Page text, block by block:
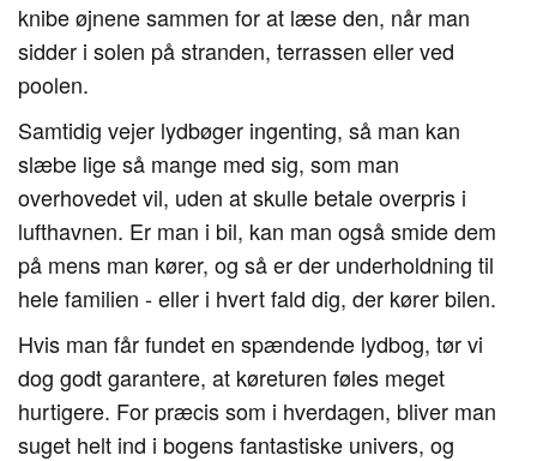
knibe øjnene sammen for at læse den, når man
sidder i solen på stranden, terrassen eller ved
poolen.
Samtidig vejer lydbøger ingenting, så man kan
slæbe lige så mange med sig, som man
overhovedet vil, uden at skulle betale overpris i
lufthavnen. Er man i bil, kan man også smide dem
på mens man kører, og så er der underholdning til
hele familien - eller i hvert fald dig, der kører bilen.
Hvis man får fundet en spændende lydbog, tør vi
dog godt garantere, at køreturen føles meget
hurtigere. For præcis som i hverdagen, bliver man
suget helt ind i bogens fantastiske univers, og